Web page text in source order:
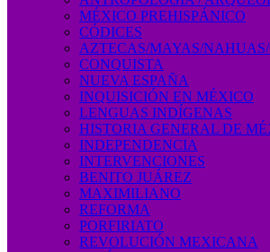
MÉXICO PREHISPÁNICO
CÓDICES
AZTECAS/MAYAS/
CONQUISTA
NUEVA ESPAÑA
INQUISICIÓN EN MÉXICO
LENGUAS INDÍGENAS
HISTORIA GENERAL DE
INDEPENDENCIA
INTERVENCIONES
BENITO JUÁREZ
MAXIMILIANO
REFORMA
PORFIRIATO
REVOLUCIÓN MEXICANA